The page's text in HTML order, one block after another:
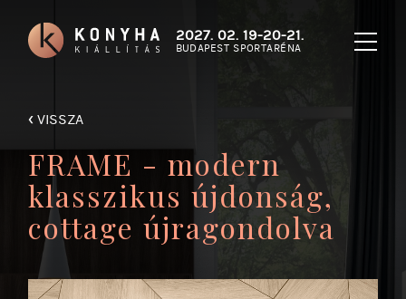
2027. 02. 19-20-21.
BUDAPEST SPORTARÉNA
‹ VISSZA
FRAME - modern
klasszikus újdonság,
cottage újragondolva